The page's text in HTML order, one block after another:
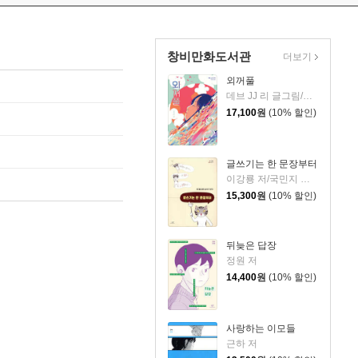
창비만화도서관
외꺼풀
데브 JJ 리 글그림/이주혜 역
17,100원 (10% 할인)
글쓰기는 한 문장부터
이강룡 저/국민지 그림
15,300원 (10% 할인)
뒤늦은 답장
정원 저
14,400원 (10% 할인)
사랑하는 이모들
근하 저
더보기